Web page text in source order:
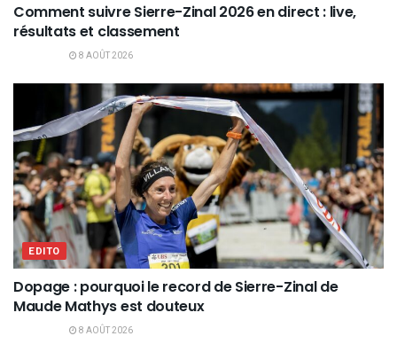
Comment suivre Sierre-Zinal 2026 en direct : live,
résultats et classement
8 AOÛT 2026
EDITO
Dopage : pourquoi le record de Sierre-Zinal de
Maude Mathys est douteux
8 AOÛT 2026